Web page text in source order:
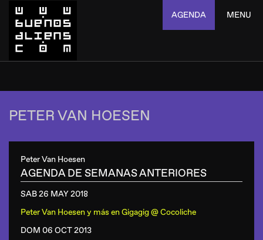
AGENDA MENU
PETER VAN HOESEN
Peter Van Hoesen
AGENDA DE SEMANAS ANTERIORES
SAB 26 MAY2018
Peter Van Hoesen y más enGigagig @ Cocoliche
DOM 06 OCT2013